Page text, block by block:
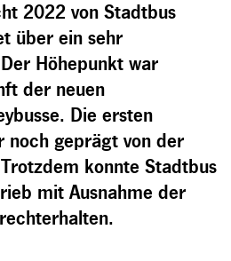
2022 von Stadtbus
über ein sehr
Höhepunkt war
der neuen
Die ersten
noch geprägt von der
konnte Stadtbus
mit Ausnahme der